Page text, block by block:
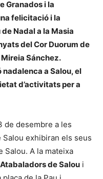
Granados i la
felicitació i la
Nadal a la Masia
del Cor Duorum de
Sánchez.
a Salou, el
d’activitats per a
de desembre a les
Salou exhibiran els seus
Salou. A la mateixa
Atabaladors de Salou i